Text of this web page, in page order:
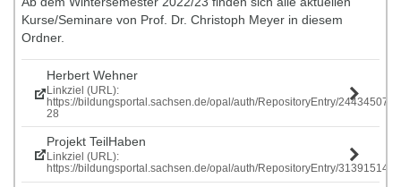
Kurse/Seminare von Prof. Dr. Christoph Meyer in diesem
Ordner.
Herbert Wehner
Linkziel (URL):
https://bildungsportal.sachsen.de/opal/auth/RepositoryEntry/
28
Projekt TeilHaben
Linkziel (URL):
https://bildungsportal.sachsen.de/opal/auth/RepositoryEntry/